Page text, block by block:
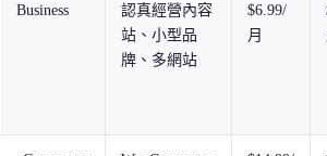
Business
認真經營內容
站、小型品
牌、多網站
$6.99/
月